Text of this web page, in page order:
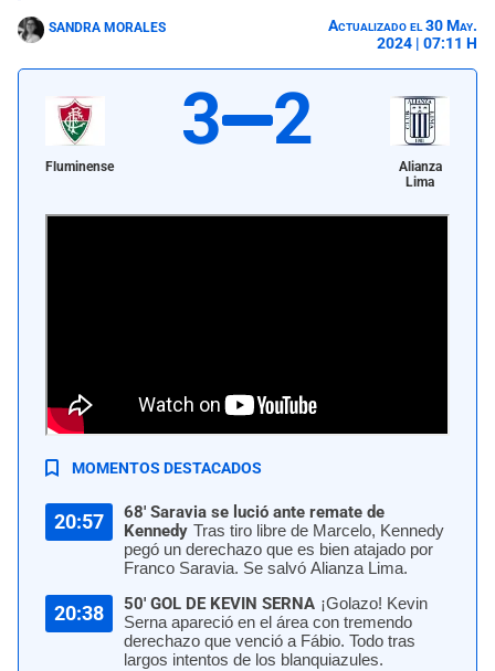
SANDRA MORALES
Actualizado el 30 May.
2024 | 07:11 H
Fluminense
3 2
Alianza
Lima
Alianza Lima vs. Fluminense por la Libertadores | Foto: AFP
MOMENTOS DESTACADOS
20:57
68' Saravia se lució ante remate de
Kennedy Tras tiro libre de Marcelo, Kennedy
pegó un derechazo que es bien atajado por
Franco Saravia. Se salvó Alianza Lima.
20:38 50' GOL DE KEVIN SERNA ¡Golazo! Kevin
Serna apareció en el área con tremendo
derechazo que venció a Fábio. Todo tras
largos intentos de los blanquiazules.